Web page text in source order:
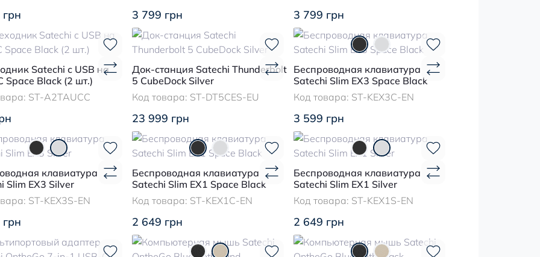
3 799 грн 3 799 грн
Satechi с USB на
Space Black (2 шт.)
ST-A2TAUCC
Док-станция Satechi Thunderbolt
5 CubeDock Silver
Код товара: ST-DT5CES-EU
23 999 грн
Беспроводная клавиатура
Satechi Slim EX3 Space Black
Код товара: ST-KEX3C-EN
3 599 грн
клавиатура
Slim EX3 Silver
ST-KEX3S-EN
Беспроводная клавиатура
Satechi Slim EX1 Space Black
Код товара: ST-KEX1C-EN
2 649 грн
Беспроводная клавиатура
Satechi Slim EX1 Silver
Код товара: ST-KEX1S-EN
2 649 грн